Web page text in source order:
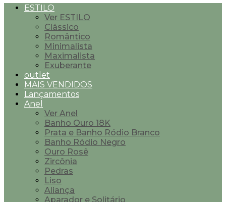
ESTILO
Ver ESTILO
Clássico
Romântico
Minimalista
Maximalista
Exuberante
outlet
MAIS VENDIDOS
Lançamentos
Anel
Ver Anel
Banho Ouro 18K
Prata e Banho Ródio Branco
Banho Ródio Negro
Ouro Rosê
Zircônia
Pedras
Liso
Aliança
Aparador e Solitário